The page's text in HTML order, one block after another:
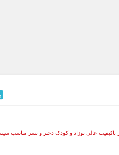
عالی نوزاد و کودک دختر و پسر مناسب